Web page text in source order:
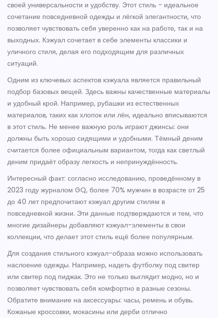
своей универсальности и удобству. Этот стиль - идеальное
сочетание повседневной одежды и лёгкой элегантности, что
позволяет чувствовать себя уверенно как на работе, так и на
выходных. Кэжуал сочетает в себе элементы классики и
уличного стиля, делая его подходящим для различных
ситуаций.
Одним из ключевых аспектов кэжуала является правильный
подбор базовых вещей. Здесь важны качественные материалы
и удобный крой. Например, рубашки из естественных
материалов, таких как хлопок или лён, идеально вписываются
в этот стиль. Не менее важную роль играют джинсы: они
должны быть хорошо сидящими и удобными. Тёмный деним
считается более официальным вариантом, тогда как светлый
деним придаёт образу легкость и непринуждённость.
Интересный факт: согласно исследованию, проведённому в
2023 году журналом GQ, более 70% мужчин в возрасте от 25
до 40 лет предпочитают кэжуал другим стилям в
повседневной жизни. Эти данные подтверждаются и тем, что
многие дизайнеры добавляют кэжуал-элементы в свои
коллекции, что делает этот стиль ещё более популярным.
Для создания стильного кэжуал-образа можно использовать
наслоение одежды. Например, надеть футболку под свитер
или свитер под пиджак. Это не только выглядит модно, но и
позволяет чувствовать себя комфортно в разные сезоны.
Обратите внимание на аксессуары: часы, ремень и обувь.
Кожаные кроссовки, мокасины или дерби отлично